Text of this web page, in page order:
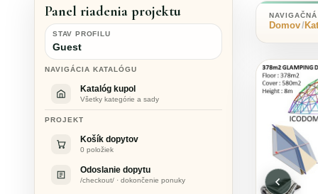
Panel riadenia projektu
STAV PROFILU
Guest
NAVIGÁCIA KATALÓGU
Katalóg kupol
Všetky kategórie a sady
PROJEKT
Košík dopytov
0 položiek
Odoslanie dopytu
/checkout/ · dokončenie ponuky
Domov